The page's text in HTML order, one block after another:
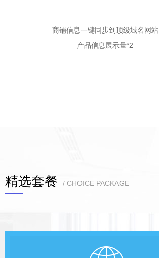
商铺信息一键同步到顶级域名网站
产品信息展示量*2
精选套餐 / CHOICE PACKAGE